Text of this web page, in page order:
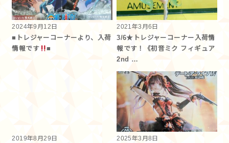
2024年9月12日
■トレジャーコーナーより、入荷
情報です
■
2021年3月6日
3/6★トレジャーコーナー入荷情
報です！《初音ミク フィギュア
2nd …
2019年8月29日
2025年3月8日